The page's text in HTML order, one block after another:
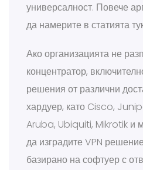
универсалност. Повече
да намерите в статията
Ако организацията не
концентратор,
решения от различни
хардуер, като Cisco,
Aruba, Ubiquiti, Mikrotik и
да изградите VPN
базирано на софтуер с